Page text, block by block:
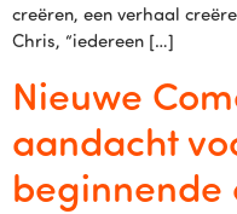
creëren, een verhaal
Chris, “iedereen […]
Nieuwe
aandacht
beginnende